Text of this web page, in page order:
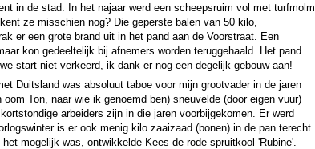
in de stad. In het najaar werd een scheepsruim vol met turfmolm
ze misschien nog? Die geperste balen van 50 kilo,
er een grote brand uit in het pand aan de Voorstraat. Een
kon gedeeltelijk bij afnemers worden teruggehaald. Het pand
start niet verkeerd, ik dank er nog een degelijk gebouw aan!
Duitsland was absoluut taboe voor mijn grootvader in de jaren
Ton, naar wie ik genoemd ben) sneuvelde (door eigen vuur)
arbeiders zijn in die jaren voorbijgekomen. Er werd
is er ook menig kilo zaaizaad (bonen) in de pan terecht
mogelijk was, ontwikkelde Kees de rode spruitkool 'Rubine'.